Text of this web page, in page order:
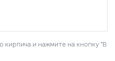
и нажмите на кнопку "В